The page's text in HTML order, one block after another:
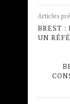
Articles
BREST :
UN